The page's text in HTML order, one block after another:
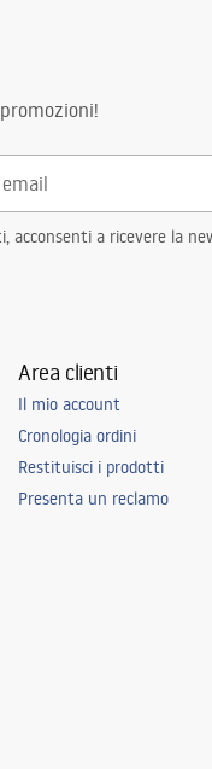
acconsenti a ricevere la
Area clienti
Il mio account
Cronologia ordini
Restituisci i prodotti
Presenta un reclamo